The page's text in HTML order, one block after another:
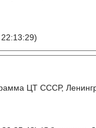
ЦТ СССР,